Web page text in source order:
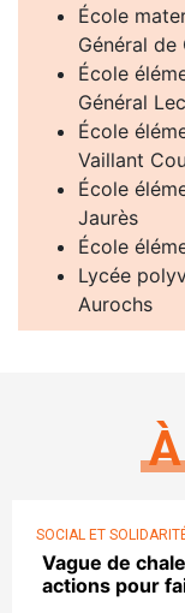
École
Général de
École
Général
École
Vaillant
École
Jaurès
École
Lycée
Aurochs
SOCIAL ET
Vague de
actions pour